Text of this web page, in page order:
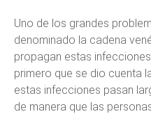
Uno de los grandes
denominado la cadena
propagan estas
primero que se dio cuenta
estas infecciones pasan
de manera que las